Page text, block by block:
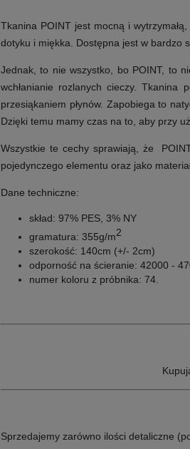
Tkanina POINT jest mocną i
dotyku i miękka. Dostępna jest w bardzo
Jednak, to nie wszystko, bo POINT, to
wchłanianie rozlanych cieczy. Tkanina
przesiąkaniem płynów. Zapobiega to
Dzięki temu mamy czas na to, aby przy
Wszystkie te cechy sprawiają, że
pojedynczego elementu oraz jako
Dane techniczne:
skład: 97% PES, 3% NY
gramatura: 355g/m2
szerokość: 140cm (+/- 2cm)
odporność na ścieranie: 42000 -
numer koloru z próbnika: 74.
Sprzedajemy zarówno ilości detaliczne